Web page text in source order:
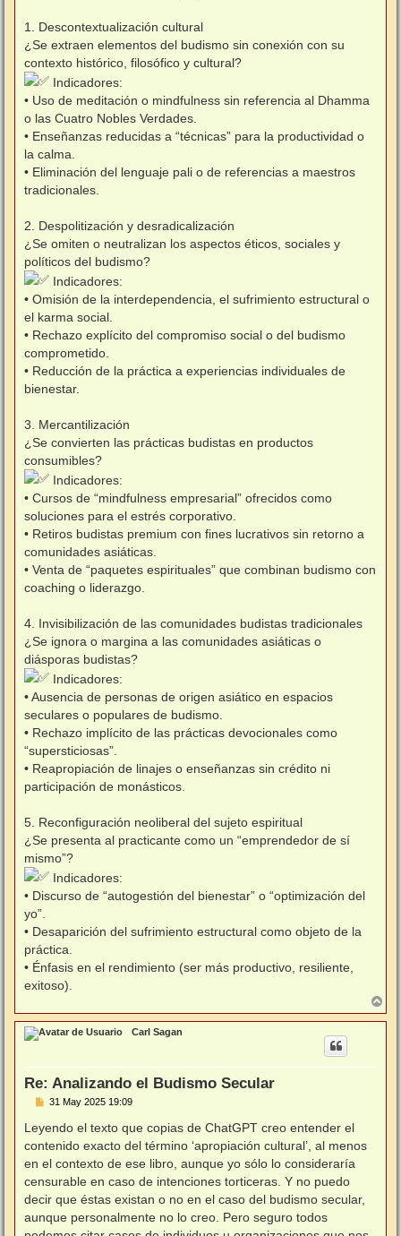
1. Descontextualización cultural
¿Se extraen elementos del budismo sin conexión con su
contexto histórico, filosófico y cultural?
Indicadores:
• Uso de meditación o mindfulness sin referencia al Dhamma
o las Cuatro Nobles Verdades.
• Enseñanzas reducidas a “técnicas” para la productividad o
la calma.
• Eliminación del lenguaje pali o de referencias a maestros
tradicionales.
2. Despolitización y desradicalización
¿Se omiten o neutralizan los aspectos éticos, sociales y
políticos del budismo?
Indicadores:
• Omisión de la interdependencia, el sufrimiento estructural o
el karma social.
• Rechazo explícito del compromiso social o del budismo
comprometido.
• Reducción de la práctica a experiencias individuales de
bienestar.
3. Mercantilización
¿Se convierten las prácticas budistas en productos
consumibles?
Indicadores:
• Cursos de “mindfulness empresarial” ofrecidos como
soluciones para el estrés corporativo.
• Retiros budistas premium con fines lucrativos sin retorno a
comunidades asiáticas.
• Venta de “paquetes espirituales” que combinan budismo con
coaching o liderazgo.
4. Invisibilización de las comunidades budistas tradicionales
¿Se ignora o margina a las comunidades asiáticas o
diásporas budistas?
Indicadores:
• Ausencia de personas de origen asiático en espacios
seculares o populares de budismo.
• Rechazo implícito de las prácticas devocionales como
“supersticiosas”.
• Reapropiación de linajes o enseñanzas sin crédito ni
participación de monásticos.
5. Reconfiguración neoliberal del sujeto espiritual
¿Se presenta al practicante como un “emprendedor de sí
mismo”?
Indicadores:
• Discurso de “autogestión del bienestar” o “optimización del
yo”.
• Desaparición del sufrimiento estructural como objeto de la
práctica.
• Énfasis en el rendimiento (ser más productivo, resiliente,
exitoso).
r
r
Carl Sagan
Re: Analizando el Budismo Secular
M
n
a
e
31 May 2025 19:09
Leyendo el texto que copias de ChatGPT creo entender el
contenido exacto del término ‘apropiación cultural’, al menos
en el contexto de ese libro, aunque yo sólo lo consideraría
censurable en caso de intenciones torticeras. Y no puedo
decir que éstas existan o no en el caso del budismo secular,
aunque personalmente no lo creo. Pero seguro todos